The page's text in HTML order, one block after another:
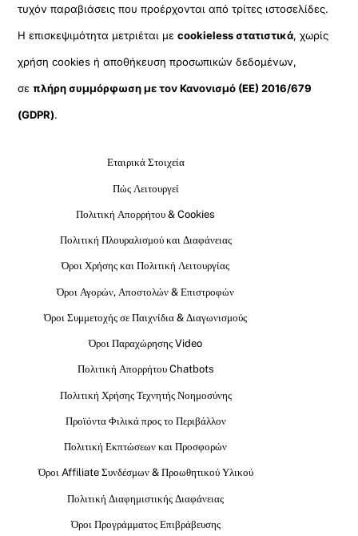
τυχόν παραβιάσεις που προέρχονται από τρίτες ιστοσελίδες.
Η επισκεψιμότητα μετριέται μεcookieless στατιστικά, χωρίς
χρήση cookies ή αποθήκευση προσωπικών δεδομένων,
σεπλήρη συμμόρφωση με τον Κανονισμό (ΕΕ) 2016/679
(GDPR).
Εταιρικά Στοιχεία
Πώς Λειτουργεί
Πολιτική Απορρήτου & Cookies
Πολιτική Πλουραλισμού και Διαφάνειας
Όροι Χρήσης και Πολιτική Λειτουργίας
Όροι Αγορών, Αποστολών & Επιστροφών
Όροι Συμμετοχής σε Παιχνίδια & Διαγωνισμούς
Όροι Παραχώρησης Video
Πολιτική Απορρήτου Chatbots
Πολιτική Χρήσης Τεχνητής Νοημοσύνης
Προϊόντα Φιλικά προς το Περιβάλλον
Πολιτική Εκπτώσεων και Προσφορών
Όροι Affiliate Συνδέσμων & Προωθητικού Υλικού
Πολιτική Διαφημιστικής Διαφάνειας
Όροι Προγράμματος Επιβράβευσης